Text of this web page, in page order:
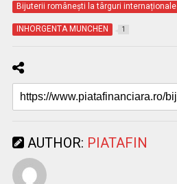
Bijuterii românești la târguri internaționale
INHORGENTA MUNCHEN 1
AUTHOR: PIATAFIN